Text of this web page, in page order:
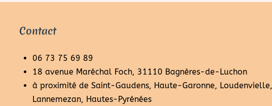
Contact
06 73 75 69 89
18 avenue Maréchal Foch, 31110 Bagnères-de-Luchon
à proximité de Saint-Gaudens, Haute-Garonne, Loudenvielle,
Lannemezan, Hautes-Pyrénées